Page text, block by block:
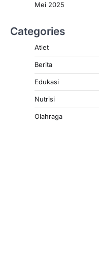
Mei 2025
Categories
Atlet
Berita
Edukasi
Nutrisi
Olahraga